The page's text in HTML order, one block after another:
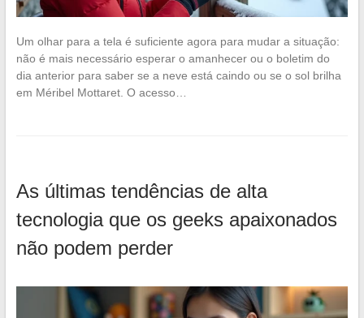
Um olhar para a tela é suficiente agora para mudar a situação:
não é mais necessário esperar o amanhecer ou o boletim do
dia anterior para saber se a neve está caindo ou se o sol brilha
em Méribel Mottaret. O acesso…
As últimas tendências de alta
tecnologia que os geeks apaixonados
não podem perder